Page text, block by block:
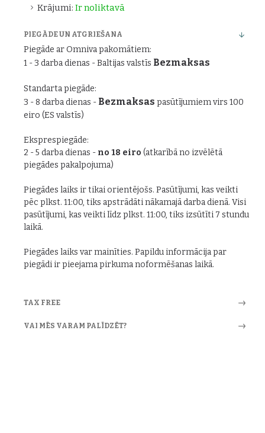
Krājumi: Ir noliktavā
PIEGĀDE UN ATGRIEŠANA
Piegāde ar Omniva pakomātiem:
1 - 3 darba dienas - Baltijas valstīs Bezmaksas
Standarta piegāde:
3 - 8 darba dienas - Bezmaksas pasūtījumiem virs 100
eiro (ES valstīs)
Eksprespiegāde:
2 - 5 darba dienas - no 18 eiro (atkarībā no izvēlētā
piegādes pakalpojuma)
Piegādes laiks ir tikai orientējošs. Pasūtījumi, kas veikti
pēc plkst. 11:00, tiks apstrādāti nākamajā darba dienā. Visi
pasūtījumi, kas veikti līdz plkst. 11:00, tiks izsūtīti 7 stundu
laikā.
Piegādes laiks var mainīties. Papildu informācija par
piegādi ir pieejama pirkuma noformēšanas laikā.
TAX FREE
VAI MĒS VARAM PALĪDZĒT?